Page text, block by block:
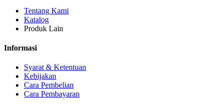
Tentang Kami
Katalog
Produk Lain
Informasi
Syarat & Ketentuan
Kebijakan
Cara Pembelian
Cara Pembayaran